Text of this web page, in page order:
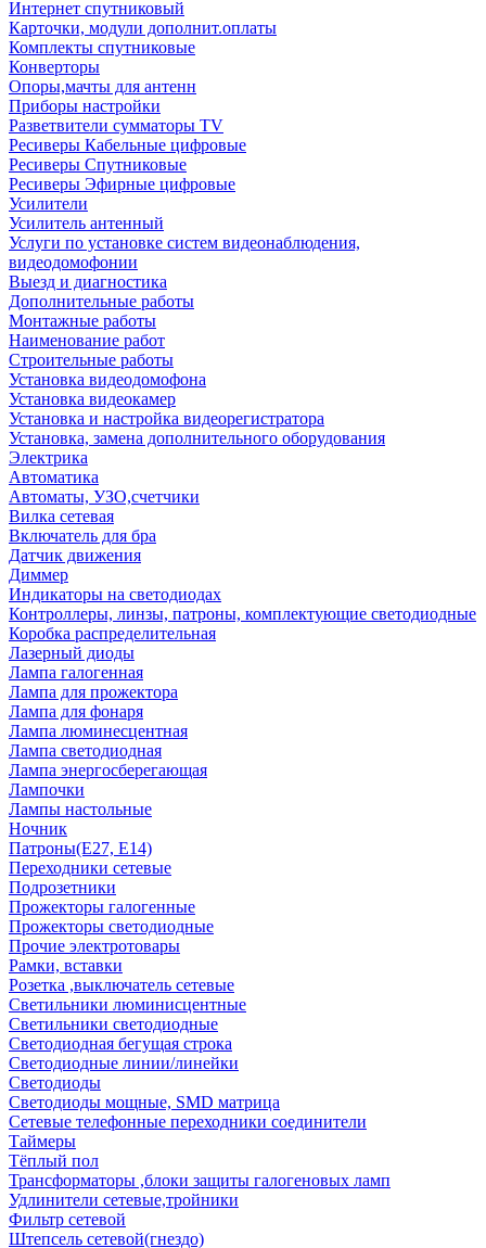
Интернет спутниковый
Карточки, модули дополнит.оплаты
Комплекты спутниковые
Конверторы
Опоры,мачты для антенн
Приборы настройки
Разветвители сумматоры TV
Ресиверы Кабельные цифровые
Ресиверы Спутниковые
Ресиверы Эфирные цифровые
Усилители
Усилитель антенный
Услуги по установке систем видеонаблюдения,
видеодомофонии
Выезд и диагностика
Дополнительные работы
Монтажные работы
Наименование работ
Строительные работы
Установка видеодомофона
Установка видеокамер
Установка и настройка видеорегистратора
Установка, замена дополнительного оборудования
Электрика
Автоматика
Автоматы, УЗО,счетчики
Вилка сетевая
Включатель для бра
Датчик движения
Диммер
Индикаторы на светодиодах
Контроллеры, линзы, патроны, комплектующие светодиодные
Коробка распределительная
Лазерный диоды
Лампа галогенная
Лампа для прожектора
Лампа для фонаря
Лампа люминесцентная
Лампа светодиодная
Лампа энергосберегающая
Лампочки
Лампы настольные
Ночник
Патроны(Е27, Е14)
Переходники сетевые
Подрозетники
Прожекторы галогенные
Прожекторы светодиодные
Прочие электротовары
Рамки, вставки
Розетка ,выключатель сетевые
Светильники люминисцентные
Светильники светодиодные
Светодиодная бегущая строка
Светодиодные линии/линейки
Светодиоды
Светодиоды мощные, SMD матрица
Сетевые телефонные переходники соединители
Таймеры
Тёплый пол
Трансформаторы ,блоки защиты галогеновых ламп
Удлинители сетевые,тройники
Фильтр сетевой
Штепсель сетевой(гнездо)